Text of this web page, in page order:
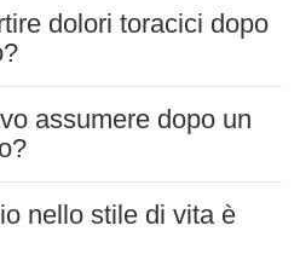
dolori toracici dopo
assumere dopo un
nello stile di vita è